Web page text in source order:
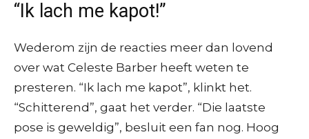
“Ik lach me kapot!”
Wederom zijn de reacties meer dan lovend
over wat Celeste Barber heeft weten te
presteren. “Ik lach me kapot”, klinkt het.
“Schitterend”, gaat het verder. “Die laatste
pose is geweldig”, besluit een fan nog. Hoog